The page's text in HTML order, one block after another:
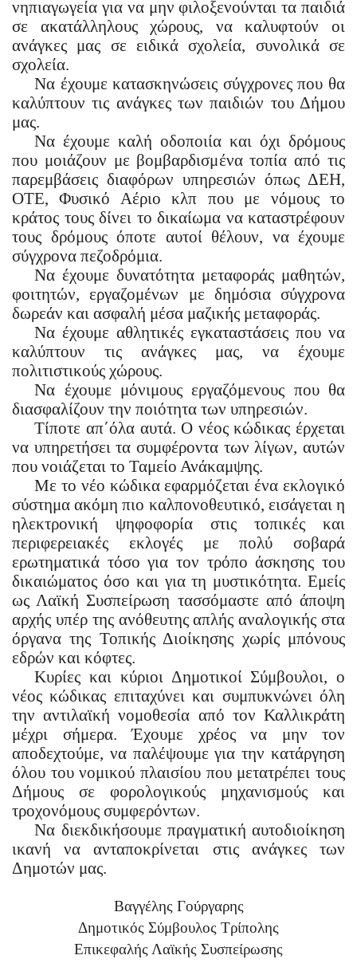
νηπιαγωγεία για να μην φιλοξενούνται τα παιδιά
σε ακατάλληλους χώρους, να καλυφτούν οι
ανάγκες μας σε ειδικά σχολεία, συνολικά σε
σχολεία.
Να έχουμε κατασκηνώσεις σύγχρονες που θα
καλύπτουν τις ανάγκες των παιδιών του Δήμου
μας.
Να έχουμε καλή οδοποιία και όχι δρόμους
που μοιάζουν με βομβαρδισμένα τοπία από τις
παρεμβάσεις διαφόρων υπηρεσιών όπως ΔΕΗ,
ΟΤΕ, Φυσικό Αέριο κλπ που με νόμους το
κράτος τους δίνει το δικαίωμα να καταστρέφουν
τους δρόμους όποτε αυτοί θέλουν, να έχουμε
σύγχρονα πεζοδρόμια.
Να έχουμε δυνατότητα μεταφοράς μαθητών,
φοιτητών, εργαζομένων με δημόσια σύγχρονα
δωρεάν και ασφαλή μέσα μαζικής μεταφοράς.
Να έχουμε αθλητικές εγκαταστάσεις που να
καλύπτουν τις ανάγκες μας, να έχουμε
πολιτιστικούς χώρους.
Να έχουμε μόνιμους εργαζόμενους που θα
διασφαλίζουν την ποιότητα των υπηρεσιών.
Τίποτε απ΄όλα αυτά. Ο νέος κώδικας έρχεται
να υπηρετήσει τα συμφέροντα των λίγων, αυτών
που νοιάζεται το Ταμείο Ανάκαμψης.
Με το νέο κώδικα εφαρμόζεται ένα εκλογικό
σύστημα ακόμη πιο καλπονοθευτικό, εισάγεται η
ηλεκτρονική ψηφοφορία στις τοπικές και
περιφερειακές εκλογές με πολύ σοβαρά
ερωτηματικά τόσο για τον τρόπο άσκησης του
δικαιώματος όσο και για τη μυστικότητα. Εμείς
ως Λαϊκή Συσπείρωση τασσόμαστε από άποψη
αρχής υπέρ της ανόθευτης απλής αναλογικής στα
όργανα της Τοπικής Διοίκησης χωρίς μπόνους
εδρών και κόφτες.
Κυρίες και κύριοι Δημοτικοί Σύμβουλοι, ο
νέος κώδικας επιταχύνει και συμπυκνώνει όλη
την αντιλαϊκή νομοθεσία από τον Καλλικράτη
μέχρι σήμερα. Έχουμε χρέος να μην τον
αποδεχτούμε, να παλέψουμε για την κατάργηση
όλου του νομικού πλαισίου που μετατρέπει τους
Δήμους σε φορολογικούς μηχανισμούς και
τροχονόμους συμφερόντων.
Να διεκδικήσουμε πραγματική αυτοδιοίκηση
ικανή να ανταποκρίνεται στις ανάγκες των
Δημοτών μας.
Βαγγέλης Γούργαρης
Δημοτικός Σύμβουλος Τρίπολης
Επικεφαλής Λαϊκής Συσπείρωσης